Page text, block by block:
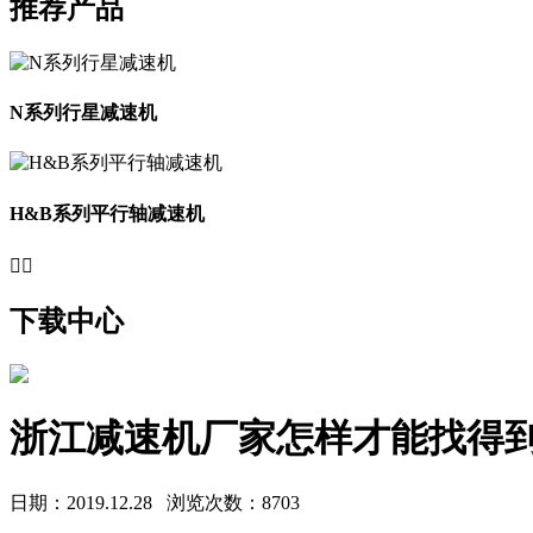
推荐产品
N系列行星减速机
H&B系列平行轴减速机
 
下载中心
浙江减速机厂家怎样才能找得
日期：2019.12.28 浏览次数：8703